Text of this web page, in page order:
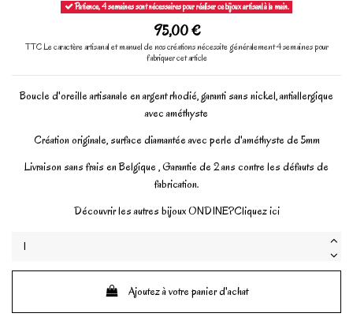
Patience, 4 semaines sont nécessaires pour réaliser ce bijoux artisanl à la main.
95,00 €
TTCLe caractère artisanal et manuel de nos créations nécessite généralement 4 semaines pour
fabriquer cet article
Boucle d'oreille artisanale en argent rhodié, garanti sans nickel, antiallergique
avec améthyste
Création originale, surface diamantée avec perle d'améthyste de 5mm
Livraison sans frais en Belgique , Garantie de 2 ans contre les défauts de
fabrication.
Découvrir les autres bijoux ONDINE?Cliquez ici
Ajoutez à votre panier d'achat